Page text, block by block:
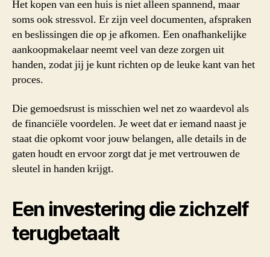
Het kopen van een huis is niet alleen spannend, maar
soms ook stressvol. Er zijn veel documenten, afspraken
en beslissingen die op je afkomen. Een onafhankelijke
aankoopmakelaar neemt veel van deze zorgen uit
handen, zodat jij je kunt richten op de leuke kant van het
proces.
Die gemoedsrust is misschien wel net zo waardevol als
de financiële voordelen. Je weet dat er iemand naast je
staat die opkomt voor jouw belangen, alle details in de
gaten houdt en ervoor zorgt dat je met vertrouwen de
sleutel in handen krijgt.
Een investering die zichzelf
terugbetaalt